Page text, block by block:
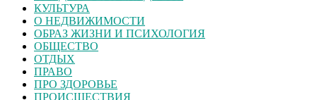
КУЛЬТУРА
О НЕДВИЖИМОСТИ
ОБРАЗ ЖИЗНИ И ПСИХОЛОГИЯ
ОБЩЕСТВО
ОТДЫХ
ПРАВО
ПРО ЗДОРОВЬЕ
ПРОИСШЕСТВИЯ